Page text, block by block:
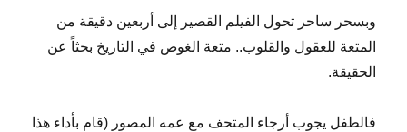
وبسحر ساحر تحول الفيلم القصير إلى أربعين دقيقة من
المتعة للعقول والقلوب.. متعة الغوص في التاريخ بحثاً عن
الحقيقة.
فالطفل يجوب أرجاء المتحف مع عمه المصور (قام بأداء هذا